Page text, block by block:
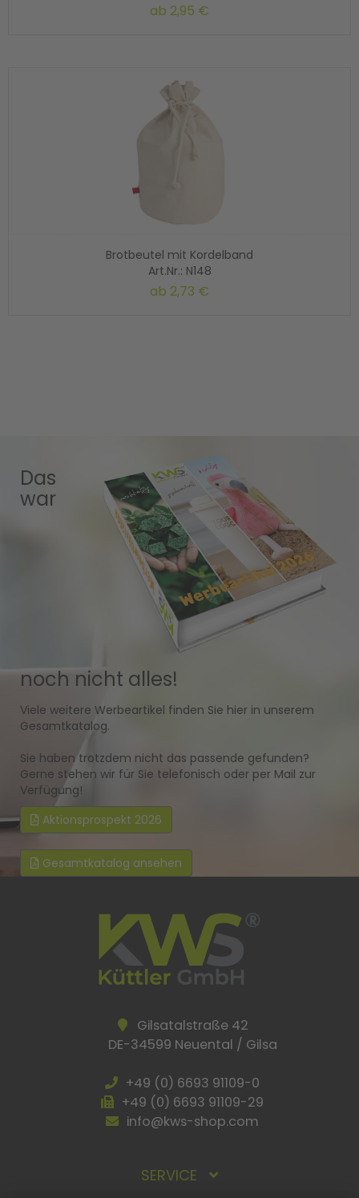
ab 2,95 €
Brotbeutel mit Kordelband
Art.Nr.: N148
ab 2,73 €
Das
war
noch nicht alles!
Viele weitere Werbeartikel finden Sie hier in unserem
Gesamtkatalog.
Sie haben trotzdem nicht das passende gefunden?
Gerne stehen wir für Sie telefonisch oder per Mail zur
Verfügung!
Aktionsprospekt 2026
Gesamtkatalog ansehen
Gilsatalstraße 42
DE-34599 Neuental / Gilsa
+49 (0) 6693 91109-0
+49 (0) 6693 91109-29
info@kws-shop.com
SERVICE